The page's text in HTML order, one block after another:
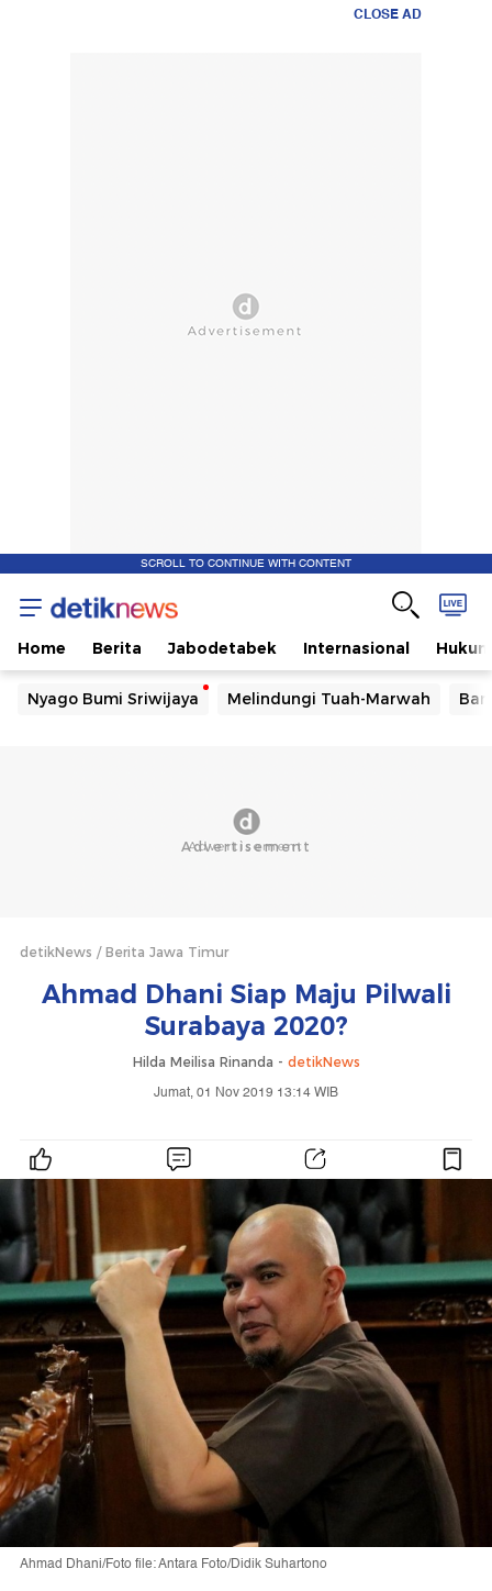
CLOSE AD
SCROLL TO CONTINUE WITH CONTENT
Home Berita Jabodetabek Internasional Hukum
Nyago Bumi Sriwijaya Melindungi Tuah-Marwah
detikNews Berita Jawa Timur
Ahmad Dhani Siap Maju Pilwali
Surabaya 2020?
Hilda Meilisa Rinanda - detikNews
Jumat, 01 Nov 2019 13:14 WIB
Ahmad Dhani/Foto file: Antara Foto/Didik Suhartono